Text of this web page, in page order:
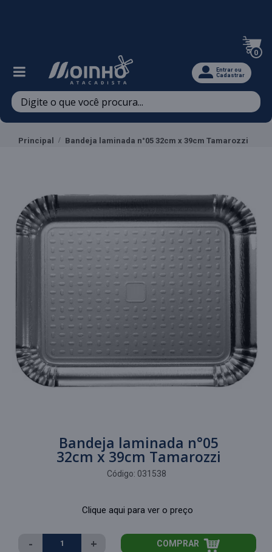
0
Entrar ou
Cadastrar
Principal Bandeja laminada n°05 32cm x 39cm Tamarozzi
Bandeja laminada n°05
32cm x 39cm Tamarozzi
Código: 031538
Clique aqui para ver o preço
- + COMPRAR